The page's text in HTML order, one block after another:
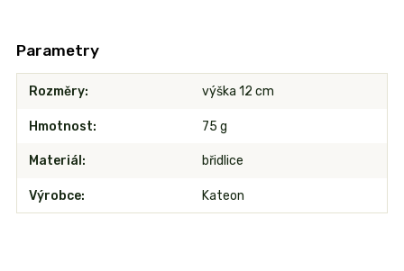
Parametry
Rozměry výška 12 cm
Hmotnost 75 g
Materiál břidlice
Výrobce Kateon